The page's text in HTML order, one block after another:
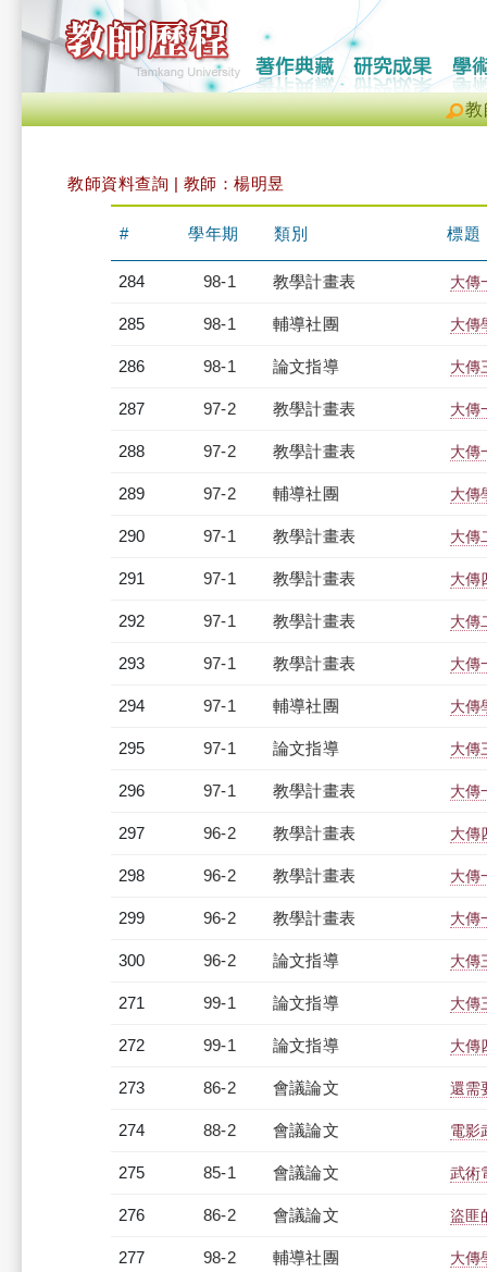
教
教師資料查詢 | 教師：楊明昱
# 學年期 類別 標題
284 98-1 教學計畫表 大傳
285 98-1 輔導社團 大傳
286 98-1 論文指導 大傳
287 97-2 教學計畫表 大傳
288 97-2 教學計畫表 大傳
289 97-2 輔導社團 大傳
290 97-1 教學計畫表 大傳
291 97-1 教學計畫表 大傳
292 97-1 教學計畫表 大傳
293 97-1 教學計畫表 大傳
294 97-1 輔導社團 大傳
295 97-1 論文指導 大傳
296 97-1 教學計畫表 大傳
297 96-2 教學計畫表 大傳
298 96-2 教學計畫表 大傳
299 96-2 教學計畫表 大傳
300 96-2 論文指導 大傳
271 99-1 論文指導 大傳
272 99-1 論文指導 大傳
273 86-2 會議論文 還需
274 88-2 會議論文 電影
275 85-1 會議論文 武術
276 86-2 會議論文 盜匪
277 98-2 輔導社團 大傳